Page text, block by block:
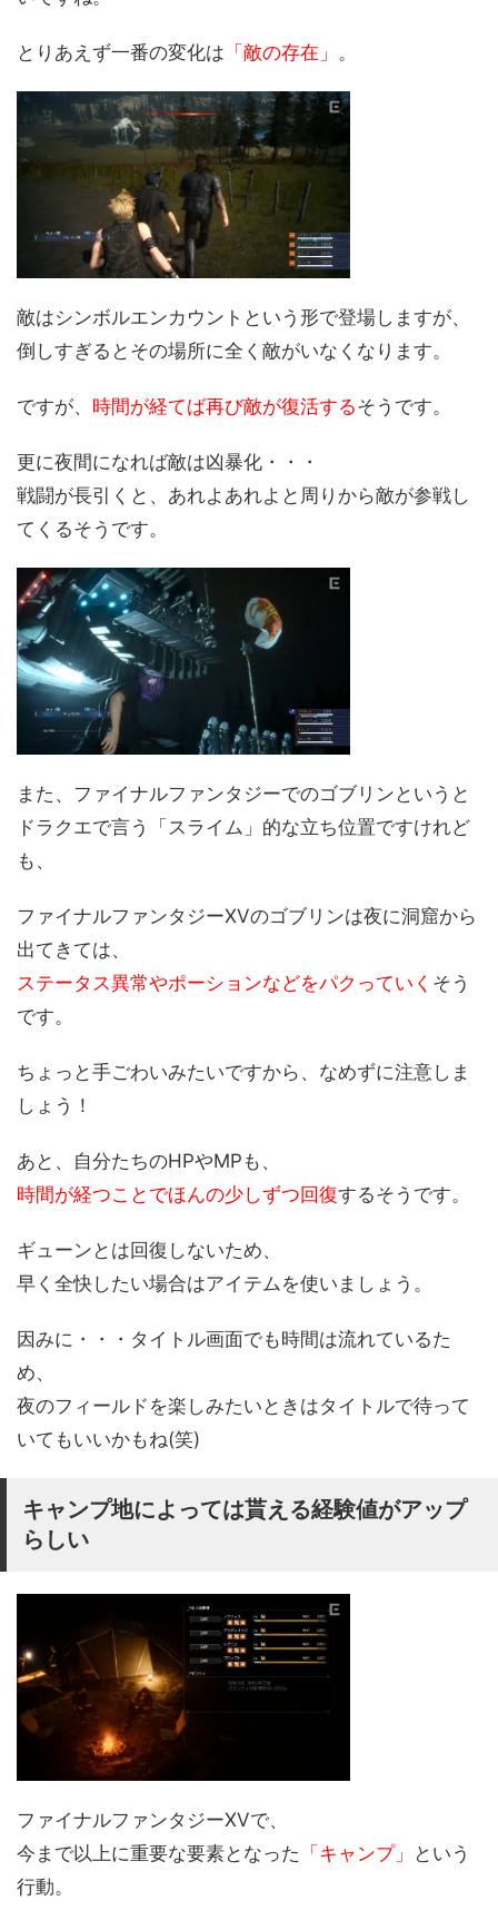
とりあえず一番の変化は 「敵の存在」 。
敵はシンボルエンカウントという形で登場しますが、
倒しすぎるとその場所に全く敵がいなくなります。
ですが、 時間が経てば再び敵が復活するそうです。
更に夜間になれば敵は凶暴化・・・
戦闘が長引くと、あれよあれよと周りから敵が参戦し
てくるそうです。
また、ファイナルファンタジーでのゴブリンというと
ドラクエで言う「スライム」的な立ち位置ですけれど
も、
ファイナルファンタジーXVのゴブリンは夜に洞窟から
出てきては、
ステータス異常やポーションなどをパクっていく そう
です。
ちょっと手ごわいみたいですから、なめずに注意しま
しょう！
あと、自分たちのHPやMPも、
時間が経つことでほんの少しずつ回復するそうです。
ギューンとは回復しないため、
早く全快したい場合はアイテムを使いましょう。
因みに・・・タイトル画面でも時間は流れているた
め、
夜のフィールドを楽しみたいときはタイトルで待って
いてもいいかもね(笑)
キャンプ地によっては貰える経験値がアップ
らしい
ファイナルファンタジーXVで、
今まで以上に重要な要素となった 「キャンプ」
という
行動。